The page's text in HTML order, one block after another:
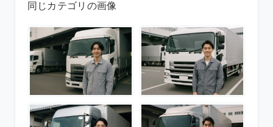
同じカテゴリの画像